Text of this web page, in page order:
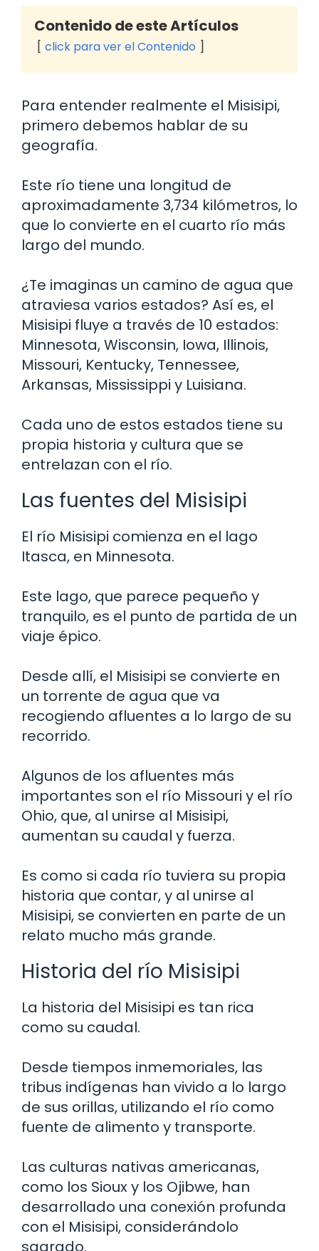
Contenido de este Artículos
click para ver el Contenido
Para entender realmente el Misisipi,
primero debemos hablar de su
geografía.
Este río tiene una longitud de
aproximadamente 3,734 kilómetros, lo
que lo convierte en el cuarto río más
largo del mundo.
¿Te imaginas un camino de agua que
atraviesa varios estados? Así es, el
Misisipi fluye a través de 10 estados:
Minnesota, Wisconsin, Iowa, Illinois,
Missouri, Kentucky, Tennessee,
Arkansas, Mississippi y Luisiana.
Cada uno de estos estados tiene su
propia historia y cultura que se
entrelazan con el río.
Las fuentes del Misisipi
El río Misisipi comienza en el lago
Itasca, en Minnesota.
Este lago, que parece pequeño y
tranquilo, es el punto de partida de un
viaje épico.
Desde allí, el Misisipi se convierte en
un torrente de agua que va
recogiendo afluentes a lo largo de su
recorrido.
Algunos de los afluentes más
importantes son el río Missouri y el río
Ohio, que, al unirse al Misisipi,
aumentan su caudal y fuerza.
Es como si cada río tuviera su propia
historia que contar, y al unirse al
Misisipi, se convierten en parte de un
relato mucho más grande.
Historia del río Misisipi
La historia del Misisipi es tan rica
como su caudal.
Desde tiempos inmemoriales, las
tribus indígenas han vivido a lo largo
de sus orillas, utilizando el río como
fuente de alimento y transporte.
Las culturas nativas americanas,
como los Sioux y los Ojibwe, han
desarrollado una conexión profunda
con el Misisipi, considerándolo
sagrado.